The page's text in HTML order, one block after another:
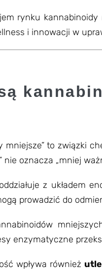
rynku
i innowacji w
mniejsze” to związki
nie oznacza „mniej
z układem
prowadzić do
enzymatyczne
wpływa również